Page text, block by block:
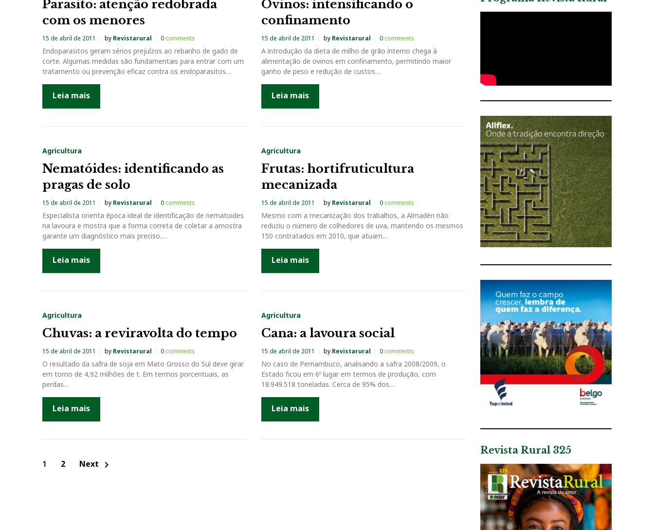
e
2
0
1
Parasito: atenção redobrada
com os menores
15 de abril de 2011 by Revistarural 0comments
Endoparasitos geram sérios prejuízos ao rebanho de gado de
corte. Algumas medidas são fundamentais para entrar com um
tratamento ou prevenção eficaz contra os endoparasitos…
Leia mais
Ovinos: intensificando o
confinamento
15 de abril de 2011 by Revistarural 0comments
A introdução da dieta de milho de grão interno chega à
alimentação de ovinos em confinamento, permitindo maior
ganho de peso e redução de custos…
Leia mais
Agricultura
Nematóides: identificando as
pragas de solo
15 de abril de 2011 by Revistarural 0comments
Especialista orienta época ideal de identificação de nematoides
na lavoura e mostra que a forma correta de coletar a amostra
garante um diagnóstico mais preciso.…
Leia mais
Agricultura
Frutas: hortifruticultura
mecanizada
15 de abril de 2011 by Revistarural 0comments
Mesmo com a mecanização dos trabalhos, a Almadén não
reduziu o número de colhedores de uva, mantendo os mesmos
150 contratados em 2010, que atuam…
Leia mais
Agricultura
Chuvas: a reviravolta do tempo
15 de abril de 2011 by Revistarural 0comments
O resultado da safra de soja em Mato Grosso do Sul deve girar
em torno de 4,92 milhões de t. Em termos porcentuais, as
perdas…
Leia mais
Agricultura
Cana: a lavoura social
15 de abril de 2011 by Revistarural 0comments
No caso de Pernambuco, analisando a safra 2008/2009, o
Estado ficou em 6º lugar em termos de produção, com
18.949.518 toneladas. Cerca de 95% dos…
Leia mais
N
1 2 Next chevron_right
Revista Rural 325